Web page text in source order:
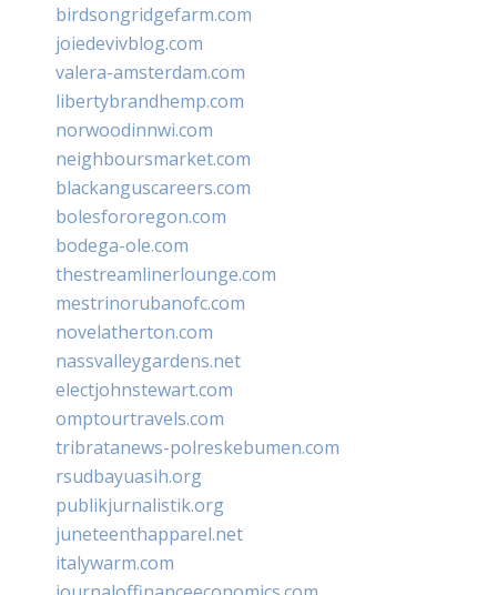
birdsongridgefarm.com
joiedevivblog.com
valera-amsterdam.com
libertybrandhemp.com
norwoodinnwi.com
neighboursmarket.com
blackanguscareers.com
bolesfororegon.com
bodega-ole.com
thestreamlinerlounge.com
mestrinorubanofc.com
novelatherton.com
nassvalleygardens.net
electjohnstewart.com
omptourtravels.com
tribratanews-polreskebumen.com
rsudbayuasih.org
publikjurnalistik.org
juneteenthapparel.net
italywarm.com